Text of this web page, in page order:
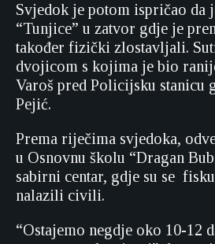
Svjedok je potom ispričao da
“Tunjice” u zatvor gdje je
također fizički zlostavljali.
dvojicom s kojima je bio
Varoš pred Policijsku stanicu
Pejić.
Prema riječima svjedoka,
u Osnovnu školu “Dragan
sabirni centar, gdje su se
nalazili civili.
“Ostajemo negdje oko 10-12